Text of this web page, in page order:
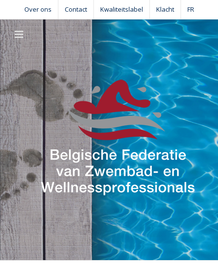
content
Over ons Contact Kwaliteitslabel Klacht FR